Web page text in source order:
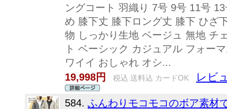
ングコート 羽織り 7号 9号 11号
め 膝下丈 膝下ロング丈 膝下 ひざ
物 しっかり生地 ベージュ 無地 チ
ト ベーシック カジュアル フォー
ワイイ おしゃれ オシ...
19,998円
税込 送料込 カードOK レビ
584. ふんわりモコモコのボア素材